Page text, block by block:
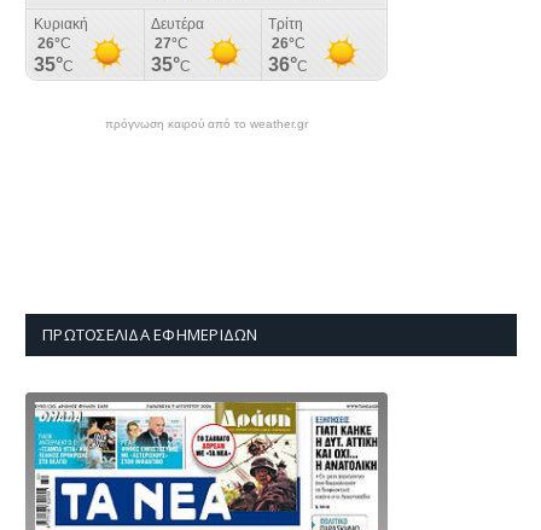
πρόγνωση καιρού από το weather.gr
ΠΡΩΤΟΣΈΛΙΔΑ ΕΦΗΜΕΡΊΔΩΝ